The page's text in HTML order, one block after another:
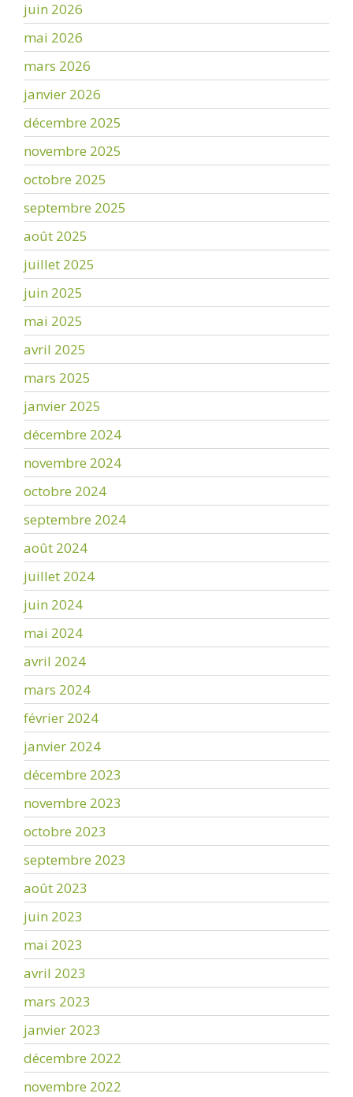
juin 2026
mai 2026
mars 2026
janvier 2026
décembre 2025
novembre 2025
octobre 2025
septembre 2025
août 2025
juillet 2025
juin 2025
mai 2025
avril 2025
mars 2025
janvier 2025
décembre 2024
novembre 2024
octobre 2024
septembre 2024
août 2024
juillet 2024
juin 2024
mai 2024
avril 2024
mars 2024
février 2024
janvier 2024
décembre 2023
novembre 2023
octobre 2023
septembre 2023
août 2023
juin 2023
mai 2023
avril 2023
mars 2023
janvier 2023
décembre 2022
novembre 2022